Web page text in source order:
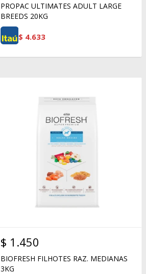
PROPAC ULTIMATES ADULT LARGE
BREEDS 20KG
$ 4.633
$ 1.450
BIOFRESH FILHOTES RAZ. MEDIANAS
3KG